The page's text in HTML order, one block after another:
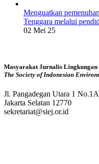
Menguatkan
Tenggara melalui
02 Mei 25
Masyarakat Jurnalis Lingkungan
The Society of Indonesian
Jl. Pangadegan Utara 1
Jakarta Selatan 12770
sekretariat@siej.or.id